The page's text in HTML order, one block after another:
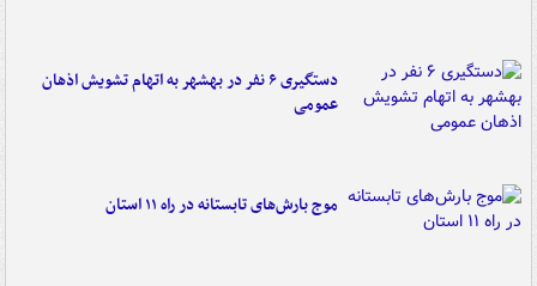
دستگیری ۶ نفر در بهشهر به اتهام تشویش اذهان
عمومی
موج بارش‌های تابستانه در راه ۱۱ استان